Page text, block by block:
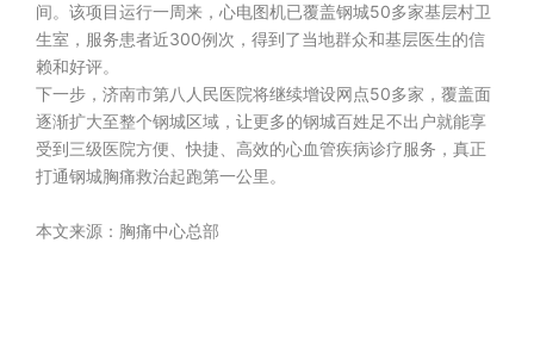
间。该项目运行一周来，心电图机已覆盖钢城50多家基层村卫
生室，服务患者近300例次，得到了当地群众和基层医生的信
赖和好评。
下一步，济南市第八人民医院将继续增设网点50多家，覆盖面
逐渐扩大至整个钢城区域，让更多的钢城百姓足不出户就能享
受到三级医院方便、快捷、高效的心血管疾病诊疗服务，真正
打通钢城胸痛救治起跑第一公里。
本文来源：胸痛中心总部